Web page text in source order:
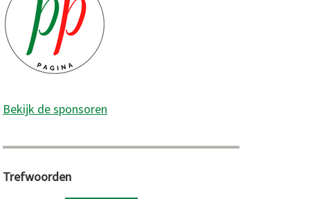
Bekijk de sponsoren
Trefwoorden